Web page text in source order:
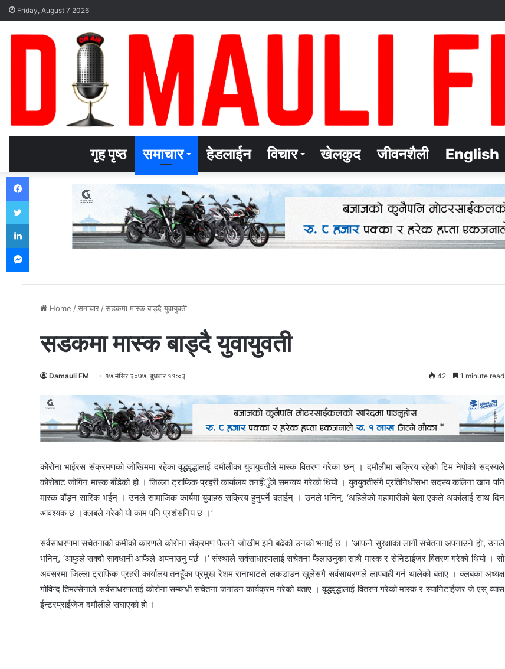
Friday, August 7 2026
गृह पृष्ठ समाचार हेडलाईन विचार खेलकुद जीवनशैली English
Home /समाचार /सडकमा मास्क बाड्दै युवायुवती
सडकमा मास्क बाड्दै युवायुवती
Damauli FM १७ मंसिर २०७७, बुधबार ११:०३ 42 1 minute read
कोरोना भाईरस संक्रमणको जोखिममा रहेका वृद्धवृद्धालाई दमौलीका युवायुवतीले मास्क वितरण गरेका छन् । दमौलीमा सक्रिय रहेको टिम नेपोको सदस्यले
कोरोबाट जोगिन मास्क बाँडेको हो । जिल्ला ट्राफिक प्रहरी कार्यालय तनहँुँले समन्वय गरेको थियोे । युवयुवतीसंगै प्रतिनिधीसभा सदस्य कलिना खान पनि
मास्क बाँड्न सारिक भईन् । उनले सामाजिक कार्यमा युवाहरु सक्रिय हुनुपर्ने बताईन् । उनले भनिन्, ‘अहिलेको महामारीको बेला एकले अर्कालाई साथ दिन
आवश्यक छ ।क्लबले गरेको यो काम पनि प्रशंसनिय छ ।’
सर्वसाधरणमा सचेतनाको कमीको कारणले कोरोना संक्रमण फैलने जोखीम झनै बढेको उनको भनाई छ । ‘आफनै सुरक्षाका लागी सचेतना अपनाउने हो’, उनले
भनिन्, ‘आफुले सक्दो सावधानी आफैले अपनाउनु पर्छ ।’ संस्थाले सर्वसाधारणलाई सचेतना फैलाउनुका साथै मास्क र सेनिटाईजर वितरण गरेको थियो । सो
अवसरमा जिल्ला ट्राफिक प्रहरी कार्यालय तनहूँका प्रमुख रेशम रानाभाटले लकडाउन खुलेसंगै सर्वसाधरणले लापबाही गर्न थालेको बताए । क्लबका अध्यक्ष
गोविन्द तिमल्सेनाले सर्वसाधरणलाई कोरोना सम्बन्धी सचेतना जगाउन कार्यक्रम गरेको बताए । वृद्धवृद्धालाई वितरण गरेको मास्क र स्यानिटाईजर जे एस् व्यास
ईन्टरप्राईजेज दमौलीले सघाएको हो ।